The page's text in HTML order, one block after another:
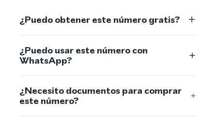
¿Puedo obtener este número gratis?
¿Puedo usar este número con
WhatsApp?
¿Necesito documentos para comprar
este número?